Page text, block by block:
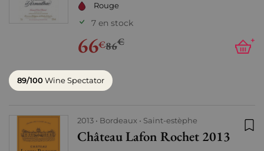
Rouge
7 en stock
66€86€ +
89/100Wine Spectator
2013 Bordeaux Saint-estèphe
Château Lafon Rochet 2013